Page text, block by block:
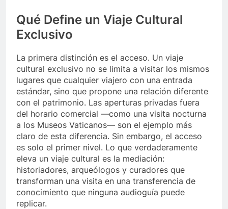
Qué Define un Viaje Cultural
Exclusivo
La primera distinción es el acceso. Un viaje
cultural exclusivo no se limita a visitar los mismos
lugares que cualquier viajero con una entrada
estándar, sino que propone una relación diferente
con el patrimonio. Las aperturas privadas fuera
del horario comercial —como una visita nocturna
a los Museos Vaticanos— son el ejemplo más
claro de esta diferencia. Sin embargo, el acceso
es solo el primer nivel. Lo que verdaderamente
eleva un viaje cultural es la mediación:
historiadores, arqueólogos y curadores que
transforman una visita en una transferencia de
conocimiento que ninguna audioguía puede
replicar.